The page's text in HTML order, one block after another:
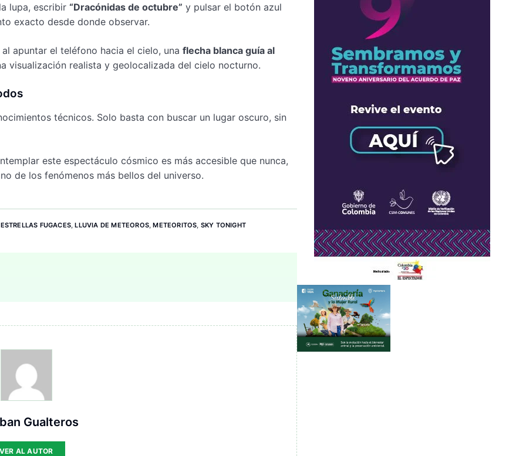
lupa, escribir “Dracónidas de octubre” y pulsar el botón azul
exacto desde donde observar.
al apuntar el teléfono hacia el cielo, una flecha blanca guía al
visualización realista y geolocalizada del cielo nocturno.
técnicos. Solo basta con buscar un lugar oscuro, sin
este espectáculo cósmico es más accesible que nunca,
de los fenómenos más bellos del universo.
ESTRELLAS FUGACES,LLUVIA DE METEOROS,METEORITOS, SKY TONIGHT
Gualteros
VER AL AUTOR